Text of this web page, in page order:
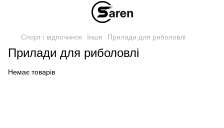
Спорт і відпочинок Інше Прилади для риболовлі
Прилади для риболовлі
Немає товарів